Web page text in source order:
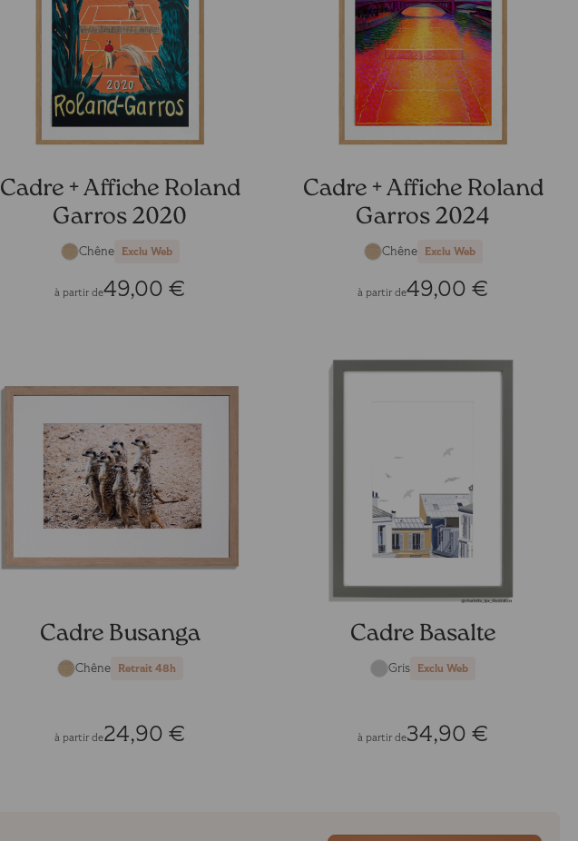
Cadre + Affiche Roland
Garros 2020
Chêne Exclu Web
à partir de49,00 €
Cadre + Affiche Roland
Garros 2024
Chêne Exclu Web
à partir de49,00 €
Cadre Busanga
Chêne Retrait 48h
à partir de24,90 €
Cadre Basalte
Gris Exclu Web
à partir de34,90 €